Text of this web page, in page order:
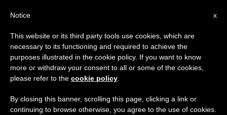
×
Aviso importante
Del 27 de julio al 7 de agosto haremos la pausa
anual, aprovechando que en el periodo de verano
se generan menos informaciones y también el
x
Notice
This website or its third party tools use cookies, which are
necessary to its functioning and required to achieve the
purposes illustrated in the cookie policy. If you want to know
more or withdraw your consent to all or some of the cookies,
please refer to the cookie policy
By closing this banner, scrolling this page, clicking a link or
continuing to browse otherwise, you agree to the use of cookies.